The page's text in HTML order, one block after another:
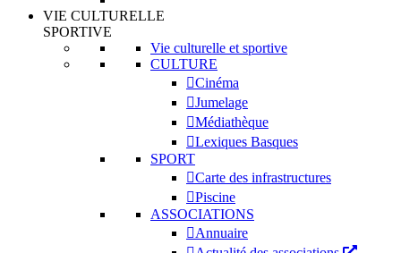
VIE CULTURELLE
SPORTIVE
Vie culturelle et sportive
CULTURE
Cinéma
Jumelage
Médiathèque
Lexiques Basques
SPORT
Carte des infrastructures
Piscine
ASSOCIATIONS
Annuaire